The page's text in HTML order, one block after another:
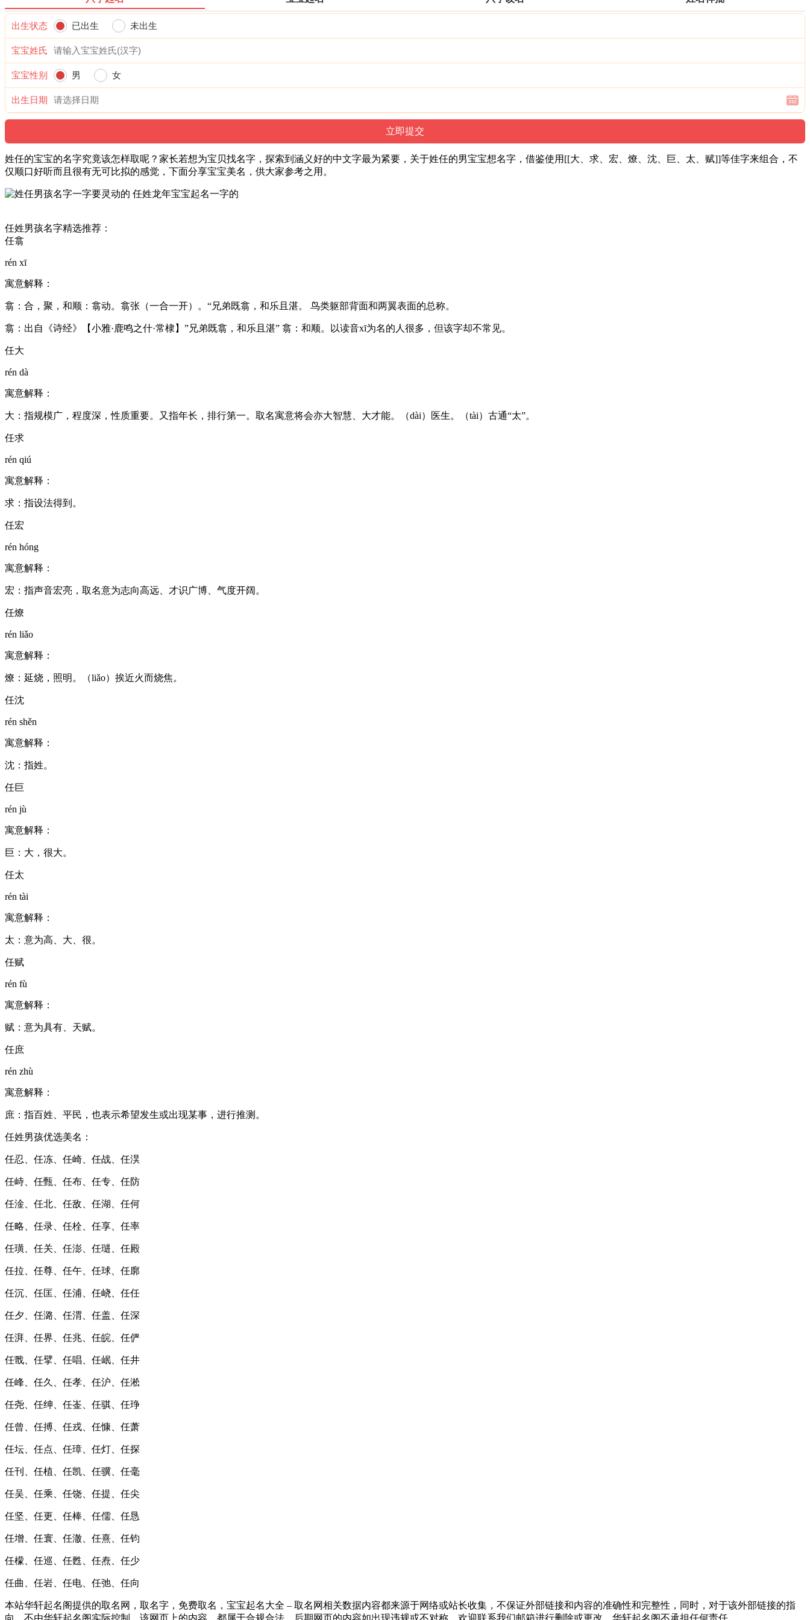
出生状态 已出生 未出生
宝宝姓氏
宝宝性别 男 女
出生日期
姓任的宝宝的名字究竟该怎样取呢？家长若想为宝贝找名字，探索到涵义好的中文字最为紧要，关于姓任的男宝宝想名字，借鉴使用[[大、求、宏、燎、沈、巨、太、赋]]等佳字来组合，不
仅顺口好听而且很有无可比拟的感觉，下面分享宝宝美名，供大家参考之用。
任姓男孩名字精选推荐：
任翕
rén xī
寓意解释：
翕：合，聚，和顺：翕动。翕张（一合一开）。“兄弟既翕，和乐且湛。 鸟类躯部背面和两翼表面的总称。
翕：出自《诗经》【小雅·鹿鸣之什·常棣】”兄弟既翕，和乐且湛” 翕：和顺。以读音xī为名的人很多，但该字却不常见。
任大
rén dà
寓意解释：
大：指规模广，程度深，性质重要。又指年长，排行第一。取名寓意将会亦大智慧、大才能。（dài）医生。（tài）古通“太”。
任求
rén qiú
寓意解释：
求：指设法得到。
任宏
rén hóng
寓意解释：
宏：指声音宏亮，取名意为志向高远、才识广博、气度开阔。
任燎
rén liǎo
寓意解释：
燎：延烧，照明。（liǎo）挨近火而烧焦。
任沈
rén shěn
寓意解释：
沈：指姓。
任巨
rén jù
寓意解释：
巨：大，很大。
任太
rén tài
寓意解释：
太：意为高、大、很。
任赋
rén fù
寓意解释：
赋：意为具有、天赋。
任庶
rén zhù
寓意解释：
庶：指百姓、平民，也表示希望发生或出现某事，进行推测。
任姓男孩优选美名：
任忍、任冻、任崎、任战、任淏
任峙、任甄、任布、任专、任防
任淦、任北、任敌、任湖、任何
任略、任录、任栓、任享、任率
任璜、任关、任澎、任琎、任殿
任拉、任尊、任午、任球、任廓
任沉、任匡、任浦、任峣、任任
任夕、任潞、任渭、任盖、任深
任湃、任界、任兆、任皖、任俨
任戬、任擘、任唱、任岷、任井
任峰、任久、任孝、任沪、任淞
任尧、任绅、任崟、任骐、任琤
任曾、任搏、任戎、任慷、任萧
任坛、任点、任璋、任灯、任探
任刊、任植、任凯、任骥、任毫
任吴、任乘、任饶、任提、任尖
任坚、任更、任棒、任儒、任恳
任增、任寰、任澈、任熹、任钧
任檬、任巡、任甦、任焘、任少
任曲、任岩、任电、任弛、任向
本站华轩起名阁提供的取名网，取名字，免费取名，宝宝起名大全 – 取名网相关数据内容都来源于网络或站长收集，不保证外部链接和内容的准确性和完整性，同时，对于该外部链接的指
向，不由华轩起名阁实际控制，该网页上的内容，都属于合规合法，后期网页的内容如出现违规或不对称，欢迎联系我们邮箱进行删除或更改，华轩起名阁不承担任何责任。